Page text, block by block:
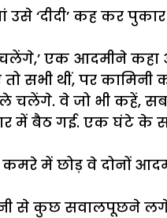
‘दीदी’ कह कर पुकार
एक आदमीने कहा
थीं, पर कामिनी
चलेंगे. वे जो भी कहें,
में बैठ गई. एक घंटे के
में छोड़ वे दोनों
से कुछ सवालपूछने